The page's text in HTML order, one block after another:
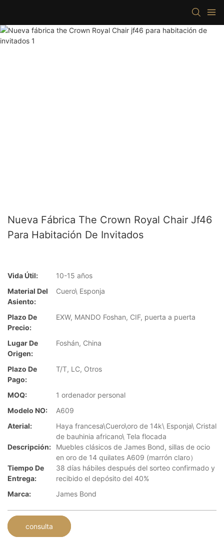
Nueva Fábrica The Crown Royal Chair Jf46
Para Habitación De Invitados
Vida Útil:
10-15 años
Material Del
Asiento:
Cuero\ Esponja
Plazo De
Precio:
EXW, MANDO Foshan, CIF, puerta a puerta
Lugar De
Origen:
Foshán, China
Plazo De
Pago:
T/T, LC, Otros
MOQ:
1 ordenador personal
Modelo NO:
A609
Aterial:
Haya francesa\Cuero\oro de 14k\ Esponja\ Cristal
de bauhinia africano\ Tela flocada
Descripción:
Muebles clásicos de James Bond, sillas de ocio
en oro de 14 quilates A609 (marrón claro）
Tiempo De
Entrega:
38 días hábiles después del sorteo confirmado y
recibido el depósito del 40%
Marca:
James Bond
consulta